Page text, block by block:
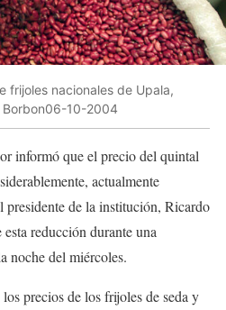
frijoles nacionales de Upala,
Borbon06-10-2004
informó que el precio del quintal
actualmente
presidente de la institución, Ricardo
reducción durante una
noche del miércoles.
precios de los frijoles de seda y